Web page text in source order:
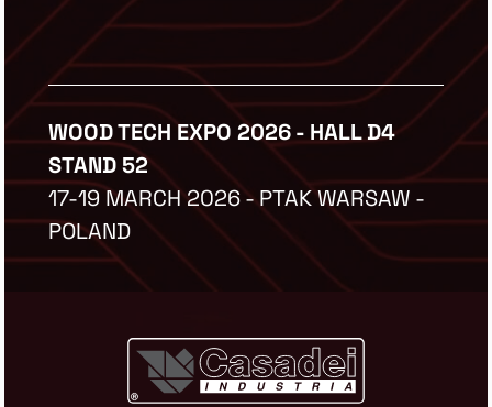
WOOD TECH EXPO 2026 - HALL D4
STAND 52
17-19 MARCH 2026 - PTAK WARSAW -
POLAND